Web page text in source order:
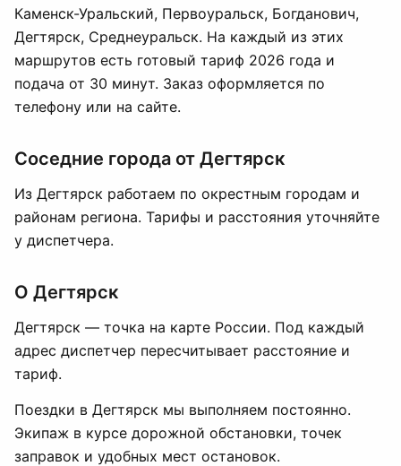
Каменск-Уральский, Первоуральск, Богданович,
Дегтярск, Среднеуральск. На каждый из этих
маршрутов есть готовый тариф 2026 года и
подача от 30 минут. Заказ оформляется по
телефону или на сайте.
Соседние города от Дегтярск
Из Дегтярск работаем по окрестным городам и
районам региона. Тарифы и расстояния уточняйте
у диспетчера.
О Дегтярск
Дегтярск — точка на карте России. Под каждый
адрес диспетчер пересчитывает расстояние и
тариф.
Поездки в Дегтярск мы выполняем постоянно.
Экипаж в курсе дорожной обстановки, точек
заправок и удобных мест остановок.